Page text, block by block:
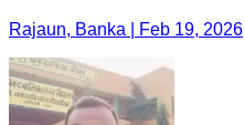
Rajaun, Banka | Feb 19, 2026